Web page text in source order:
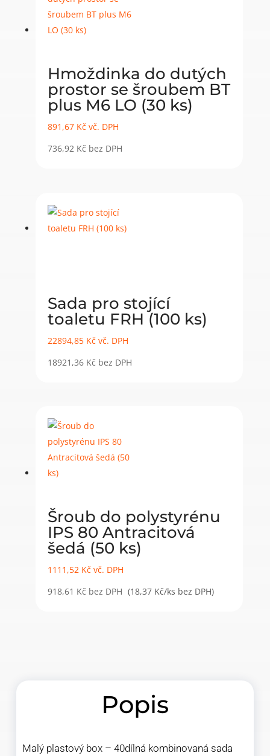
Hmoždinka do dutých
prostor se šroubem BT
plus M6 LO (30 ks)
891,67 Kč vč. DPH
736,92 Kč bez DPH
Sada pro stojící
toaletu FRH (100 ks)
22894,85 Kč vč. DPH
18921,36 Kč bez DPH
Šroub do polystyrénu
IPS 80 Antracitová
šedá (50 ks)
1111,52 Kč vč. DPH
918,61 Kč bez DPH (18,37 Kč/ks bez DPH)
Popis
Malý plastový box – 40dílná kombinovaná sada